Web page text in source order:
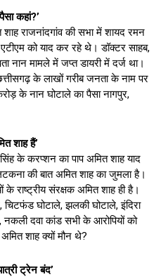
कहां?’
राजनांदगांव की सभा में शायद रमन
को याद कर रहे थे। डॉक्टर साहब,
नान मामले में जप्त डायरी में दर्ज था।
के लाखों गरीब जनता के नाम पर
के नान घोटाले का पैसा नागपुर,
शाह हैं’
के करप्शन का पाप अमित शाह याद
की बात अमित शाह का जुमला है।
राष्ट्रीय संरक्षक अमित शाह ही है।
चिटफंड घोटाले, झलकी घोटाले, इंदिरा
नकली दवा कांड सभी के आरोपियों को
शाह क्यों मौन थे?
ट्रेन बंद’